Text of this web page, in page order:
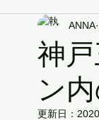
当サロンの脱毛マシ
サロン選びの注意点⚠️
神
ン
ANNA
更新日：